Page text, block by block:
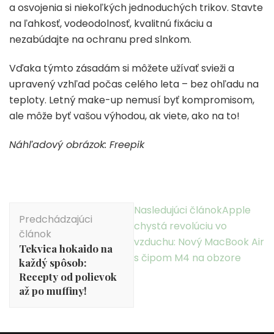
a osvojenia si niekoľkých jednoduchých trikov. Stavte
na ľahkosť, vodeodolnosť, kvalitnú fixáciu a
nezabúdajte na ochranu pred slnkom.
Vďaka týmto zásadám si môžete užívať svieži a
upravený vzhľad počas celého leta – bez ohľadu na
teploty. Letný make-up nemusí byť kompromisom,
ale môže byť vašou výhodou, ak viete, ako na to!
Náhľadový obrázok: Freepik
Navigácia
článku
Predchádzajúci
článok
Tekvica hokaido na
každý spôsob:
Recepty od polievok
až po muffiny!
Nasledujúci článokApple
chystá revolúciu vo
vzduchu: Nový MacBook Air
s čipom M4 na obzore